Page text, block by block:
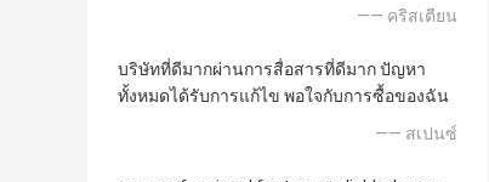
—— คริสเตียน
บริษัทที่ดีมากผ่านการสื่อสารที่ดีมาก ปัญหา
ทั้งหมดได้รับการแก้ไข พอใจกับการซื้อของฉัน
—— สเปนซ์